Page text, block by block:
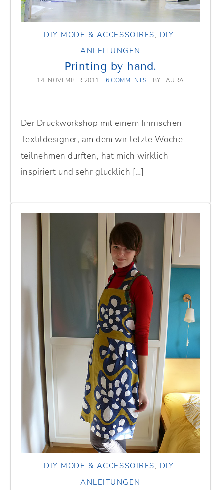
DIY MODE & ACCESSOIRES, DIY-
ANLEITUNGEN
Printing by hand.
14. NOVEMBER 2011 6 COMMENTS BY LAURA
Der Druckworkshop mit einem finnischen
Textildesigner, am dem wir letzte Woche
teilnehmen durften, hat mich wirklich
inspiriert und sehr glücklich […]
DIY MODE & ACCESSOIRES, DIY-
ANLEITUNGEN